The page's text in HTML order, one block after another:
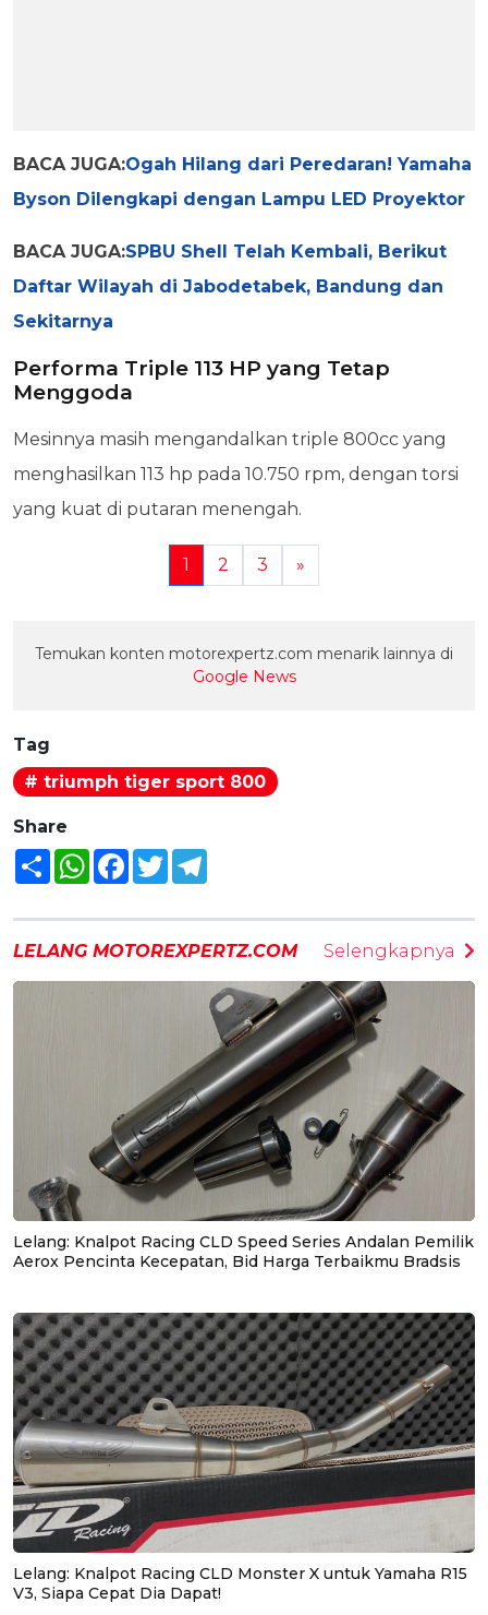
BACA JUGA:Ogah Hilang dari Peredaran! Yamaha
Byson Dilengkapi dengan Lampu LED Proyektor
BACA JUGA:SPBU Shell Telah Kembali, Berikut
Daftar Wilayah di Jabodetabek, Bandung dan
Sekitarnya
Performa Triple 113 HP yang Tetap
Menggoda
Mesinnya masih mengandalkan triple 800cc yang
menghasilkan 113 hp pada 10.750 rpm, dengan torsi
yang kuat di putaran menengah.
1 2 3 »
Temukan konten motorexpertz.com menarik lainnya di
Google News
Tag
# triumph tiger sport 800
Share
Share WhatsAppFacebook
Twitter
LELANG MOTOREXPERTZ.COM Selengkapnya
Lelang: Knalpot Racing CLD Speed Series Andalan Pemilik
Aerox Pencinta Kecepatan, Bid Harga Terbaikmu Bradsis
Lelang: Knalpot Racing CLD Monster X untuk Yamaha R15
V3, Siapa Cepat Dia Dapat!